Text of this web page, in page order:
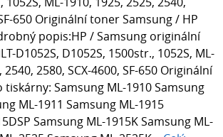
650 Originální toner Samsung / HP
popis:HP / Samsung originální
D1052S, D1052S, 1500str., 1052S, ML-
2540, 2580, SCX-4600, SF-650 Originální
Samsung ML-1910 Samsung
ML-1911 Samsung ML-1915
Samsung ML-1915K Samsung ML-